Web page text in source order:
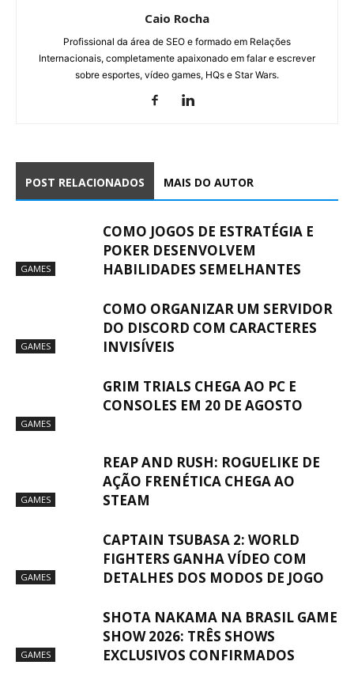
Caio Rocha
Profissional da área de SEO e formado em Relações
Internacionais, completamente apaixonado em falar e escrever
sobre esportes, vídeo games, HQs e Star Wars.
POST RELACIONADOS MAIS DO AUTOR
GAMES
COMO JOGOS DE ESTRATÉGIA E
POKER DESENVOLVEM
HABILIDADES SEMELHANTES
GAMES
COMO ORGANIZAR UM SERVIDOR
DO DISCORD COM CARACTERES
INVISÍVEIS
GAMES
GRIM TRIALS CHEGA AO PC E
CONSOLES EM 20 DE AGOSTO
GAMES
REAP AND RUSH: ROGUELIKE DE
AÇÃO FRENÉTICA CHEGA AO
STEAM
GAMES
CAPTAIN TSUBASA 2: WORLD
FIGHTERS GANHA VÍDEO COM
DETALHES DOS MODOS DE JOGO
GAMES
SHOTA NAKAMA NA BRASIL GAME
SHOW 2026: TRÊS SHOWS
EXCLUSIVOS CONFIRMADOS